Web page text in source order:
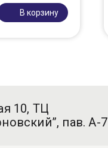
В корзину
10, ТЦ
пав. А-7